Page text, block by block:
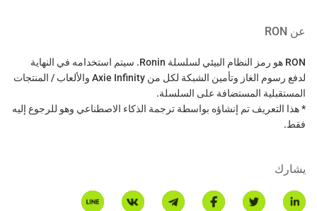
عن RON
RON هو رمز النظام البيئي لسلسلة Ronin. سيتم استخدامه في النهاية
لدفع رسوم الغاز وتأمين الشبكة لكل من Axie Infinity والألعاب / المنتجات
* هذا التعريف تم إنشاؤه بواسطة ترجمة الذكاء الاصطناعي وهو للرجوع إليه
فقط.
يشارك